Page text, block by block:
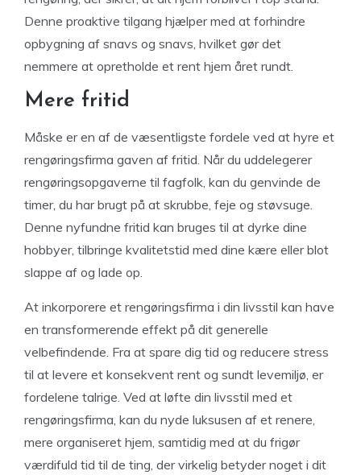
Denne proaktive tilgang hjælper med at forhindre
opbygning af snavs og snavs, hvilket gør det
nemmere at opretholde et rent hjem året rundt.
Mere fritid
Måske er en af ​​de væsentligste fordele ved at hyre et
rengøringsfirma gaven af ​​fritid. Når du uddelegerer
rengøringsopgaverne til fagfolk, kan du genvinde de
timer, du har brugt på at skrubbe, feje og støvsuge.
Denne nyfundne fritid kan bruges til at dyrke dine
hobbyer, tilbringe kvalitetstid med dine kære eller blot
slappe af og lade op.
At inkorporere et rengøringsfirma i din livsstil kan have
en transformerende effekt på dit generelle
velbefindende. Fra at spare dig tid og reducere stress
til at levere et konsekvent rent og sundt levemiljø, er
fordelene talrige. Ved at løfte din livsstil med et
rengøringsfirma, kan du nyde luksusen af ​​et renere,
mere organiseret hjem, samtidig med at du frigør
værdifuld tid til de ting, der virkelig betyder noget i dit